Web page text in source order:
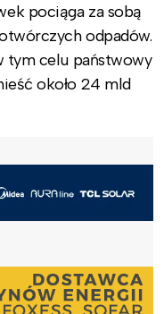
pociąga za sobą
odpadów.
tym celu państwowy
około 24 mld